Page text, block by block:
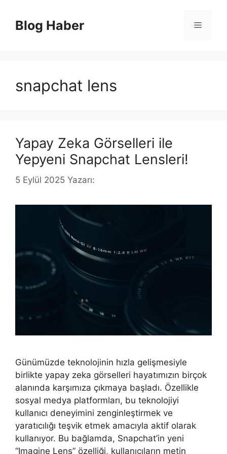
Blog Haber Menü
snapchat lens
Yapay Zeka Görselleri ile
Yepyeni Snapchat Lensleri!
5 Eylül 2025 Yazarı:
Günümüzde teknolojinin hızla gelişmesiyle
birlikte yapay zeka görselleri hayatımızın birçok
alanında karşımıza çıkmaya başladı. Özellikle
sosyal medya platformları, bu teknolojiyi
kullanıcı deneyimini zenginleştirmek ve
yaratıcılığı teşvik etmek amacıyla aktif olarak
kullanıyor. Bu bağlamda, Snapchat’in yeni
“Imagine Lens” özelliği, kullanıcıların metin